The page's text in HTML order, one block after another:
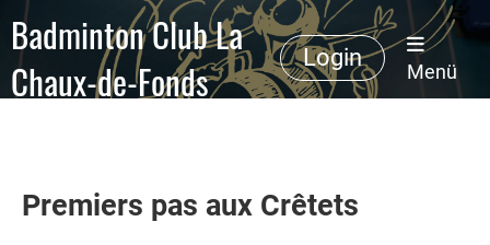
Badminton Club La
Chaux-de-Fonds
Login
Menü
Premiers pas aux Crêtets